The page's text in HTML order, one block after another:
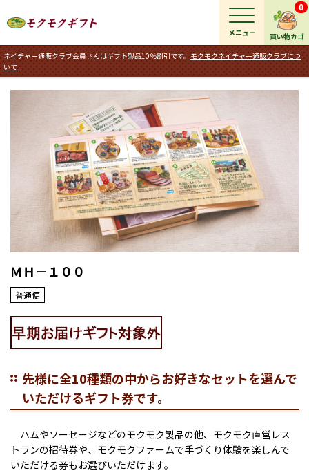
買い物カゴ
0
ネイチャー通販クラブ会員さんはギフト製品10％割引です。 モクモクネイチャー通販クラブにつ
いて
メニュー
ＭＨ－１００
普通便
先様に全10種類の中からお好きなセットを選んで
いただけるギフト券です。
ハムやソーセージなどのモクモク製品の他、モクモク直営レス
トランの招待券や、モクモクファームで手づくり体験を楽しんで
いただける券もお選びいただけます。